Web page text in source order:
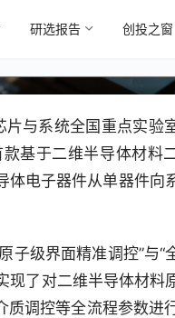
研选报告 创投之窗
首款32位
与系统全国重点实验
基于二维半导体材料
体电子器件从单器件向
子级界面精准调控”与“
现了对二维半导体材料
质调控等全流程参数进